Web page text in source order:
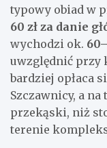
typowy obiad w
60 zł za danie
wychodzi ok.
uwzględnić przy
bardziej opłaca
Szczawnicy, a
przekąski, niż
terenie